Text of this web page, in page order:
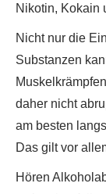
Nikotin, Kokain
Nicht nur die
Substanzen
daher nicht
am besten
Das gilt vor
Hören